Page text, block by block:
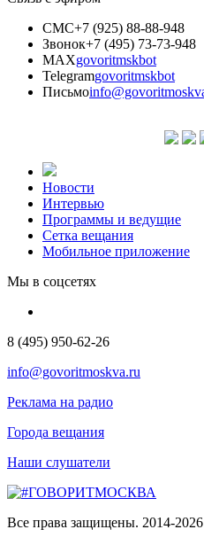
СМС+7 (925) 88-88-948
Звонок+7 (495) 73-73-948
MAXgovoritmskbot
Telegramgovoritmskbot
Письмо
Новости
Интервью
Программы и ведущие
Сетка вещания
Мобильное приложение
Мы в соцсетях
8 (495) 950-62-26
info@govoritmoskva.ru
Реклама на радио
Города вещания
Наши слушатели
Все права защищены. 2014-